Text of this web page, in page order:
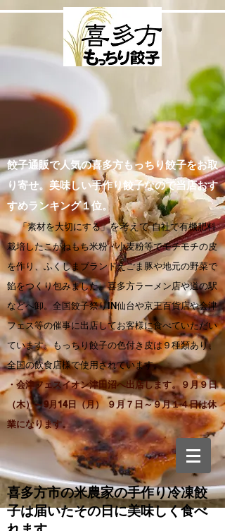
餃子通販で人気の喜多方もっちり餃子をお取
り寄せ。美味しい手作り餃子なので当店おす
すめランキング１位。
「素材を大切にする」を考えて自社で有機肥料
栽培したこがねもち米粉・小麦粉等でモチモチの皮
を作り、ふくしまブランドえごま豚や地元の野菜で
餡をつくり包みました。喜多方ラーメン店や道の駅
などへ卸。全国餃子祭りIN仙台や京王百貨店や会津
フェス等の催事に出店してお客様に食べていただい
ています。もっちり餃子の色付き皮は９種類あり、
全国の飲食店様で使用されています。
・会津フェスイオン津田沼へ出店します。９月９日
（木）～9月14日（月） ９月７日～９月１４日は休
業になります。
喜多方市の米農家の手作り冷凍餃
子は届いたその日に美味しく食べ